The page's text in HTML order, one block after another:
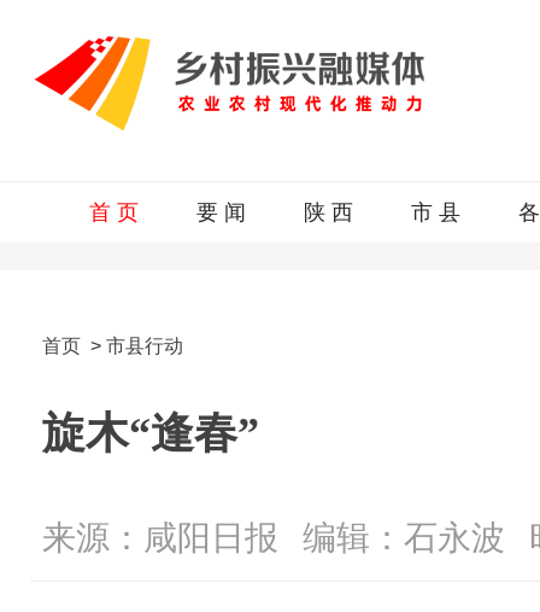
首 页 要 闻 陕 西 市 县
首页 > 市县行动
旋木“逢春”
来源：咸阳日报 编辑：石永波